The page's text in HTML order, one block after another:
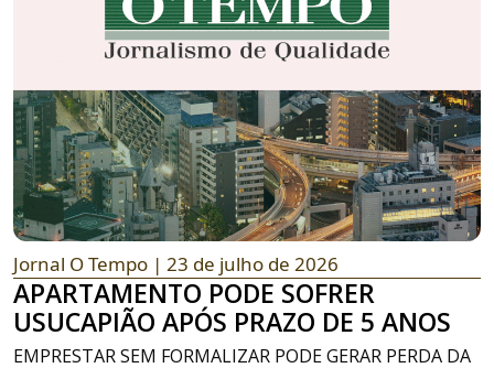
Jornal O Tempo | 23 de julho de 2026
APARTAMENTO PODE SOFRER
USUCAPIÃO APÓS PRAZO DE 5 ANOS
EMPRESTAR SEM FORMALIZAR PODE GERAR PERDA DA